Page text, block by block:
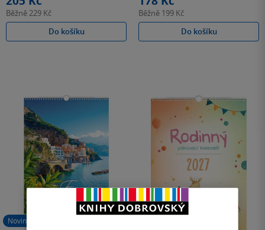
Běžně229 Kč
Do košíku
Běžně 199 Kč
Do košíku
Novinka